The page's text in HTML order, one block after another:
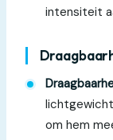
intensiteit
om hem